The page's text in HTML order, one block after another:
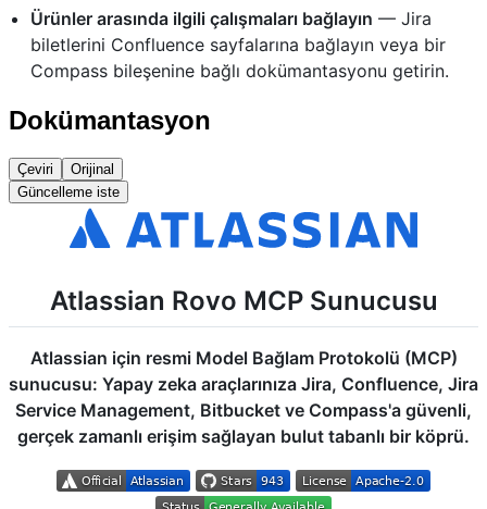
Ürünler arasında ilgili çalışmaları bağlayın — Jira
biletlerini Confluence sayfalarına bağlayın veya bir
Compass bileşenine bağlı dokümantasyonu getirin.
Dokümantasyon
Çeviri
Orijinal
Güncelleme iste
Atlassian Rovo MCP Sunucusu
Atlassian için resmi Model Bağlam Protokolü (MCP)
sunucusu: Yapay zeka araçlarınıza Jira, Confluence, Jira
Service Management, Bitbucket ve Compass'a güvenli,
gerçek zamanlı erişim sağlayan bulut tabanlı bir köprü.